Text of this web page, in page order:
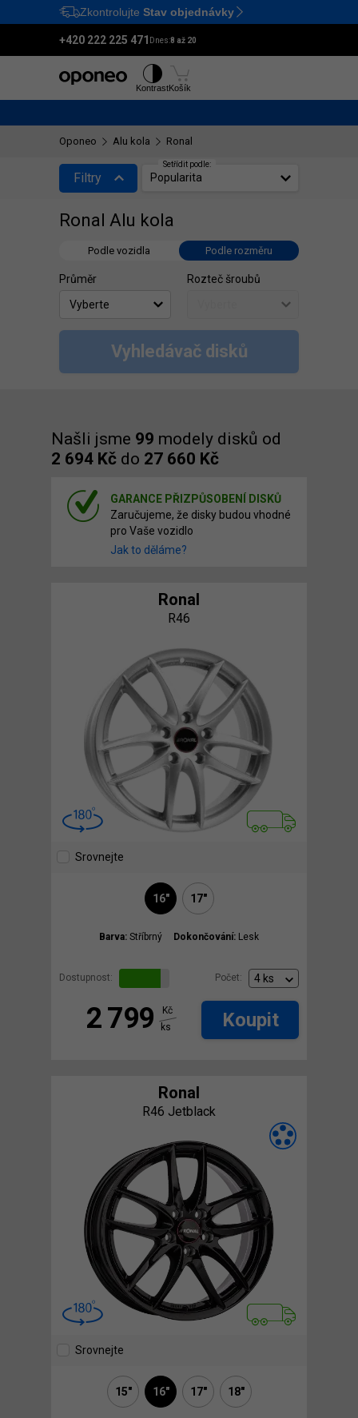
Ctrl M
Zkontrolujte Stav objednávky
+420 222 225 471 Dnes:8 až 20
KontrastKošík
Oponeo Alu kola Ronal
Filtry
Ronal Alu kola
Podle vozidla Podle rozměru
Průměr Rozteč šroubů
Vyhledávač disků
Našli jsme 99 modely disků od
2 694 Kč do 27 660 Kč
Setřídit podle:
Popularita
GARANCE PŘIZPŮSOBENÍ DISKŮ
Zaručujeme, že disky budou vhodné
pro Vaše vozidlo
Jak to děláme?
Ronal
R46
Srovnejte
16" 17"
Barva: Stříbrný Dokončování: Lesk
Dostupnost: Počet:
2 799
Kč
ks
Koupit
Ronal
R46 Jetblack
Srovnejte
15" 16" 17" 18"